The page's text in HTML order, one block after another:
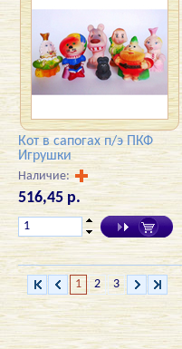
Кот в сапогах п/э ПКФ
Игрушки
Наличие:
516,45 р.
1 2 3